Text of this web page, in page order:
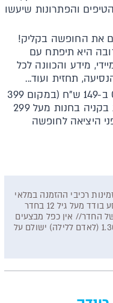
והפתרונות שיעשו
את החופשה בקליק!
היא תיפתח עם
מידע והכוונה לכל
תחזית ועוד...
ברשת Columbia ב-149 ש"ח (במקום 399
ש"ח) או השכרת חליפה ללא עלות בקניה בחנות מעל 299
היציאה לחופשה
רכיבי ההזמנה במלאי
ספקי השירותים// המחיר המוצג הוא לנוסע בודד מעל גיל 12 בחדר
החדר// אין כפל מבצעים
והנחות// ט.ל.ח. מס תיירות עירוני בסך 1.30€ (לאדם ללילה) ישולם על